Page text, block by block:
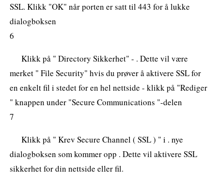
SSL. Klikk "OK" når porten er satt til 443 for å lukke
dialogboksen
6
Klikk på " Directory Sikkerhet" - . Dette vil være
merket " File Security" hvis du prøver å aktivere SSL for
en enkelt fil i stedet for en hel nettside - klikk på "Rediger
" knappen under "Secure Communications "-delen
7
Klikk på " Krev Secure Channel ( SSL ) " i . nye
dialogboksen som kommer opp . Dette vil aktivere SSL
sikkerhet for din nettside eller fil.